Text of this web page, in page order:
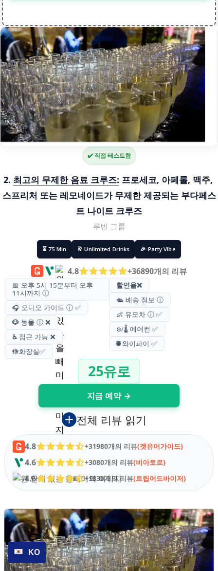
✔️ 직접 테스트함
2. 최고의 무제한 음료 크루즈: 프로세코, 아페롤, 맥주,
스프리처 또는 레모네이드가 무제한 제공되는 부다페스
트 나이트 크루즈
루빈 그룹
⏳ 75 Min 🥂 Unlimited Drinks 🎉 Party Vibe
4.8 +36890개의 리뷰
📅 오후 5시 15분부터 오후
11시까지 ⓘ
🎧 오디오 가이드 ⓘ ✅
🐶 동물 ⓘ ❌
♿ 접근 가능 ❌
🚻화장실✅
할인율❌
🛳️ 배송 정보 ⓘ
👶 유모차 ⓘ ✅
❄️/🌡️ 에어컨 ✅
🌐와이파이 ✅
25유로
지금 예약 →
전체 리뷰 읽기
+31980개의 리뷰(겟유어가이드)
4.8
+3080개의 리뷰(비아토르)
4.6
+1830개의 리뷰(트립어드바이저)
4.6
KO